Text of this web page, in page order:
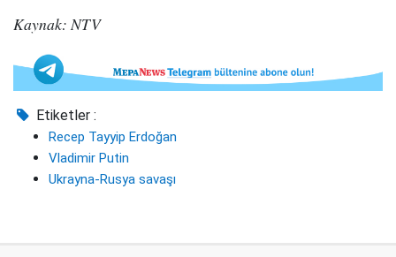
Kaynak: NTV
Etiketler :
Recep Tayyip Erdoğan
Vladimir Putin
Ukrayna-Rusya savaşı